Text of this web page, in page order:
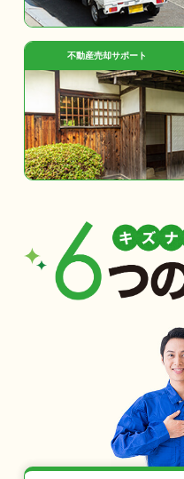
不動産売却サポート